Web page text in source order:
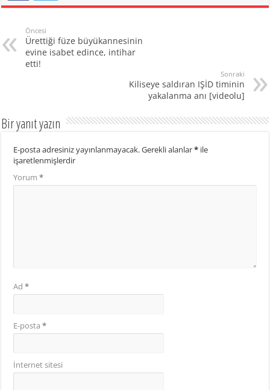
Öncesi
Ürettiği füze büyükannesinin
evine isabet edince, intihar
etti!
Sonraki
Kiliseye saldıran IŞİD timinin
yakalanma anı [videolu]
Bir yanıt yazın
E-posta adresiniz yayınlanmayacak.Gerekli alanlar* ile
işaretlenmişlerdir
Yorum*
Ad*
E-posta*
İnternet sitesi